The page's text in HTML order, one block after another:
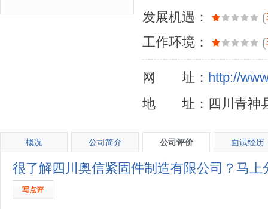
发展机遇：
(
工作环境：
(
网 址： http://
地 址：四川青神
概况 公司简介 公司评价 面试经历
很了解四川奥信紧固件制造有限公司？马
写点评